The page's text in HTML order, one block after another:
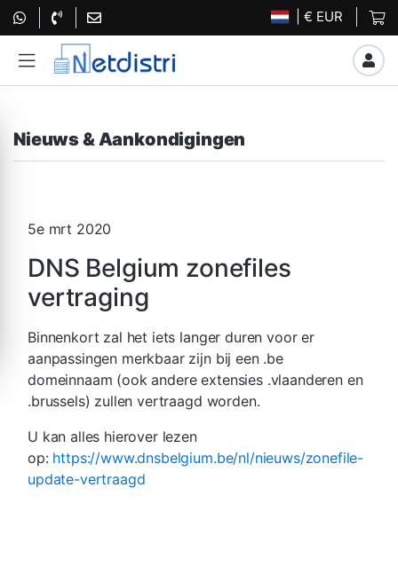
| € EUR
Nieuws & Aankondigingen
5e mrt 2020
DNS Belgium zonefiles
vertraging
Binnenkort zal het iets langer duren voor er
aanpassingen merkbaar zijn bij een .be
domeinnaam (ook andere extensies .vlaanderen en
.brussels) zullen vertraagd worden.
U kan alles hierover lezen
op: https://www.dnsbelgium.be/nl/nieuws/zonefile-
update-vertraagd